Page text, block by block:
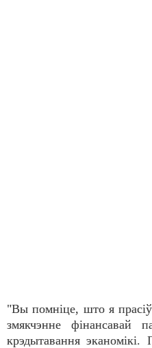
"Вы помніце, што я
змякчэнне фінансавай
крэдытавання